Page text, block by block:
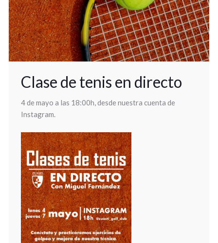
Clase de tenis en directo
4 de mayo a las 18:00h, desde nuestra cuenta de
Instagram.